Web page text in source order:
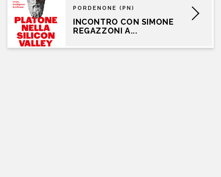
PORDENONE (PN)
INCONTRO CON SIMONE
REGAZZONI A...